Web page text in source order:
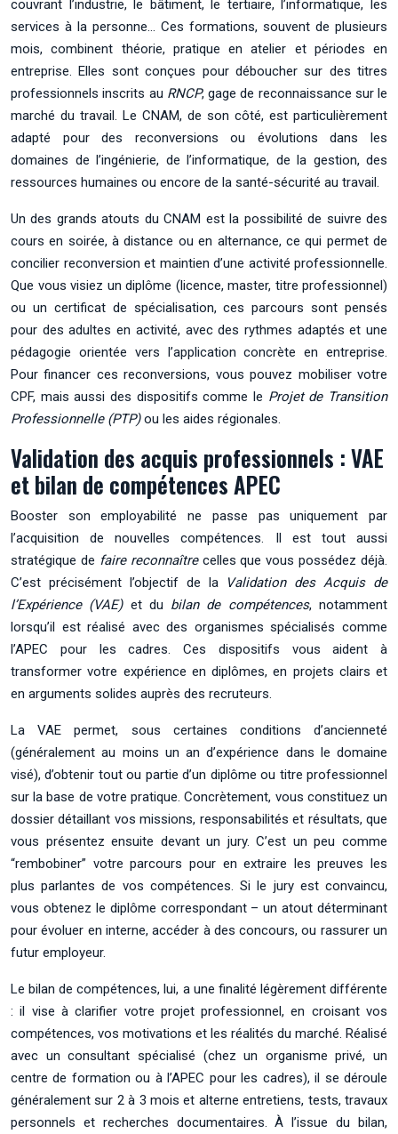
couvrant l’industrie, le bâtiment, le tertiaire, l’informatique, les
services à la personne… Ces formations, souvent de plusieurs
mois, combinent théorie, pratique en atelier et périodes en
entreprise. Elles sont conçues pour déboucher sur des titres
professionnels inscrits au RNCP, gage de reconnaissance sur le
marché du travail. Le CNAM, de son côté, est particulièrement
adapté pour des reconversions ou évolutions dans les
domaines de l’ingénierie, de l’informatique, de la gestion, des
ressources humaines ou encore de la santé-sécurité au travail.
Un des grands atouts du CNAM est la possibilité de suivre des
cours en soirée, à distance ou en alternance, ce qui permet de
concilier reconversion et maintien d’une activité professionnelle.
Que vous visiez un diplôme (licence, master, titre professionnel)
ou un certificat de spécialisation, ces parcours sont pensés
pour des adultes en activité, avec des rythmes adaptés et une
pédagogie orientée vers l’application concrète en entreprise.
Pour financer ces reconversions, vous pouvez mobiliser votre
CPF, mais aussi des dispositifs comme le Projet de Transition
Professionnelle (PTP)ou les aides régionales.
Validation des acquis professionnels : VAE
et bilan de compétences APEC
Booster son employabilité ne passe pas uniquement par
l’acquisition de nouvelles compétences. Il est tout aussi
stratégique de faire reconnaîtrecelles que vous possédez déjà.
C’est précisément l’objectif de la
Validation des Acquis de
l’Expérience (VAE)et du bilan de compétences, notamment
lorsqu’il est réalisé avec des organismes spécialisés comme
l’APEC pour les cadres. Ces dispositifs vous aident à
transformer votre expérience en diplômes, en projets clairs et
en arguments solides auprès des recruteurs.
La VAE permet, sous certaines conditions d’ancienneté
(généralement au moins un an d’expérience dans le domaine
visé), d’obtenir tout ou partie d’un diplôme ou titre professionnel
sur la base de votre pratique. Concrètement, vous constituez un
dossier détaillant vos missions, responsabilités et résultats, que
vous présentez ensuite devant un jury. C’est un peu comme
“rembobiner” votre parcours pour en extraire les preuves les
plus parlantes de vos compétences. Si le jury est convaincu,
vous obtenez le diplôme correspondant – un atout déterminant
pour évoluer en interne, accéder à des concours, ou rassurer un
futur employeur.
Le bilan de compétences, lui, a une finalité légèrement différente
: il vise à clarifier votre projet professionnel, en croisant vos
compétences, vos motivations et les réalités du marché. Réalisé
avec un consultant spécialisé (chez un organisme privé, un
centre de formation ou à l’APEC pour les cadres), il se déroule
généralement sur 2 à 3 mois et alterne entretiens, tests, travaux
personnels et recherches documentaires. À l’issue du bilan,